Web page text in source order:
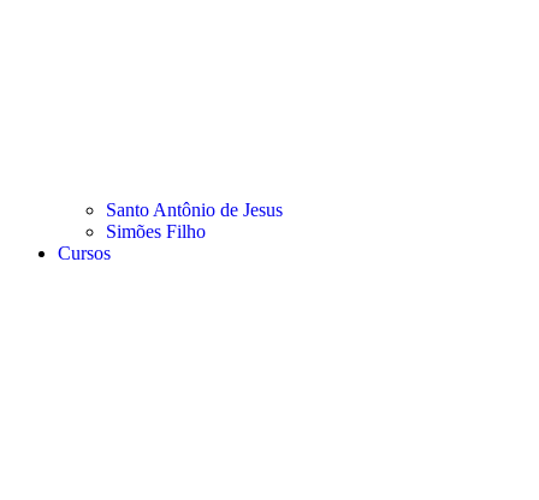
Santo Antônio de Jesus
Simões Filho
Cursos